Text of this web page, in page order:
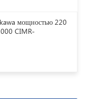
мощностью 220
CIMR-